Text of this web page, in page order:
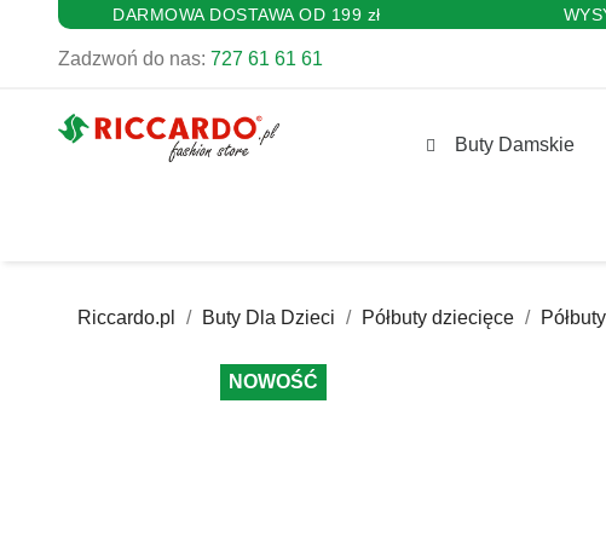
DARMOWA DOSTAWA OD 199 zł
Zadzwoń do nas: 727 61 61 61
Buty Damskie
Riccardo.pl Buty Dla Dzieci Półbuty dziecięce
NOWOŚĆ